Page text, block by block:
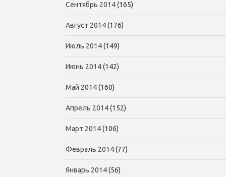
Сентябрь 2014(165)
Август 2014(176)
Июль 2014(149)
Июнь 2014(142)
Май 2014(160)
Апрель 2014(152)
Март 2014(106)
Февраль 2014(77)
Январь 2014(56)